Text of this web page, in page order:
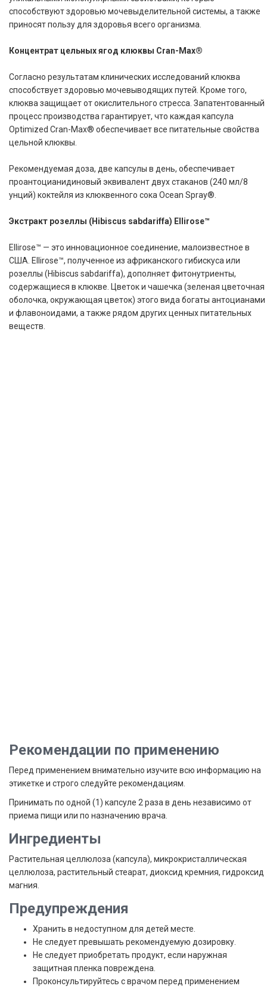
способствуют здоровью мочевыделительной системы, а также
приносят пользу для здоровья всего организма.
Концентрат цельных ягод клюквы Cran-Max®
Согласно результатам клинических исследований клюква
способствует здоровью мочевыводящих путей. Кроме того,
клюква защищает от окислительного стресса. Запатентованный
процесс производства гарантирует, что каждая капсула
Optimized Cran-Max® обеспечивает все питательные свойства
цельной клюквы.
Рекомендуемая доза, две капсулы в день, обеспечивает
проантоцианидиновый эквивалент двух стаканов (240 мл/8
унций) коктейля из клюквенного сока Ocean Spray®.
Экстракт розеллы (Hibiscus sabdariffa) Ellirose™
Ellirose™ — это инновационное соединение, малоизвестное в
США. Ellirose™, полученное из африканского гибискуса или
розеллы (Hibiscus sabdariffa), дополняет фитонутриенты,
содержащиеся в клюкве. Цветок и чашечка (зеленая цветочная
оболочка, окружающая цветок) этого вида богаты антоцианами
и флавоноидами, а также рядом других ценных питательных
веществ.
Рекомендации по применению
Перед применением внимательно изучите всю информацию на
этикетке и строго следуйте рекомендациям.
Принимать по одной (1) капсуле 2 раза в день независимо от
приема пищи или по назначению врача.
Ингредиенты
Растительная целлюлоза (капсула), микрокристаллическая
целлюлоза, растительный стеарат, диоксид кремния, гидроксид
магния.
Предупреждения
Хранить в недоступном для детей месте.
Не следует превышать рекомендуемую дозировку.
Не следует приобретать продукт, если наружная
защитная пленка повреждена.
Проконсультируйтесь с врачом перед применением